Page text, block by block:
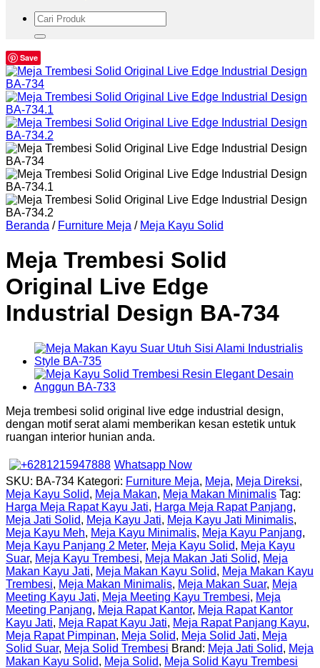
Pencarian
untuk:
Save
Beranda / Furniture Meja / Meja Kayu Solid
Meja Trembesi Solid
Original Live Edge
Industrial Design BA-734
Meja trembesi solid original live edge industrial design,
dengan motif serat alami memberikan kesan estetik untuk
ruangan interior hunian anda.
Whatsapp Now
SKU: BA-734 Kategori: Furniture Meja, Meja, Meja Direksi,
Meja Kayu Solid, Meja Makan, Meja Makan Minimalis Tag:
Harga Meja Rapat Kayu Jati, Harga Meja Rapat Panjang,
Meja Jati Solid, Meja Kayu Jati, Meja Kayu Jati Minimalis,
Meja Kayu Meh, Meja Kayu Minimalis, Meja Kayu Panjang,
Meja Kayu Panjang 2 Meter, Meja Kayu Solid, Meja Kayu
Suar, Meja Kayu Trembesi, Meja Makan Jati Solid, Meja
Makan Kayu Jati, Meja Makan Kayu Solid, Meja Makan Kayu
Trembesi, Meja Makan Minimalis, Meja Makan Suar, Meja
Meeting Kayu Jati, Meja Meeting Kayu Trembesi, Meja
Meeting Panjang, Meja Rapat Kantor, Meja Rapat Kantor
Kayu Jati, Meja Rapat Kayu Jati, Meja Rapat Panjang Kayu,
Meja Rapat Pimpinan, Meja Solid, Meja Solid Jati, Meja
Solid Suar, Meja Solid Trembesi Brand: Meja Jati Solid, Meja
Makan Kayu Solid, Meja Solid, Meja Solid Kayu Trembesi